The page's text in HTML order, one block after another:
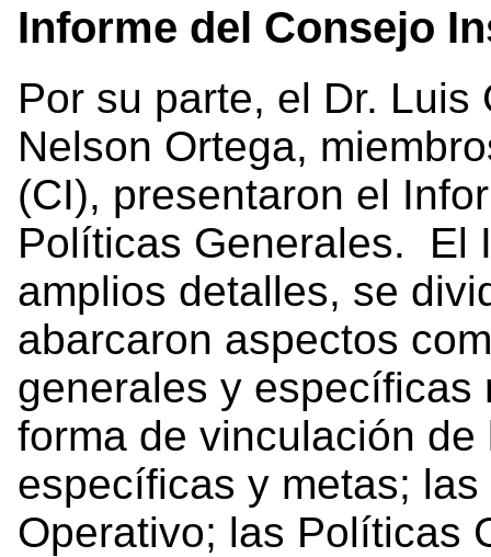
Informe del Consejo
Por su parte, el Dr. Luis
Nelson Ortega,
(CI), presentaron el
Políticas Generales. El
amplios detalles, se
abarcaron aspectos
generales y específicas
forma de vinculación
específicas y metas;
Operativo; las Políticas